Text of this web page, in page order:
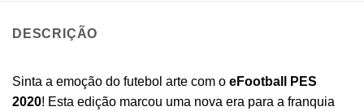
DESCRIÇÃO
Sinta a emoção do futebol arte com o eFootball PES
2020! Esta edição marcou uma nova era para a franquia